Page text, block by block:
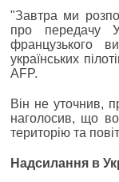
"Завтра ми
про передачу
французького
українських
AFP.
Він не уточнив,
наголосив, що
територію та
Надсилання в